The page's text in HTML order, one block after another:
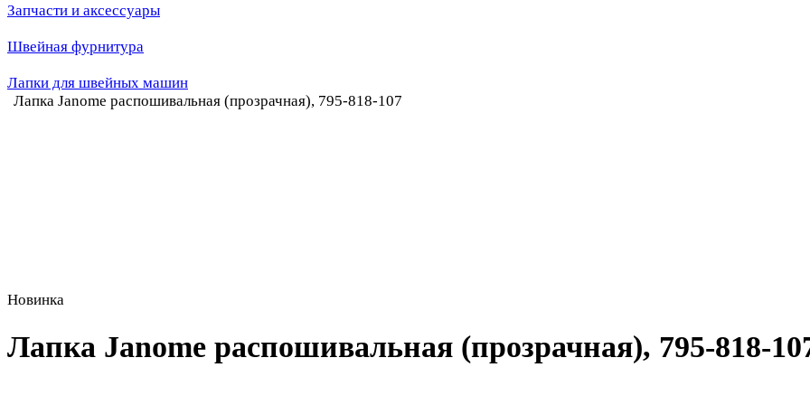
Запчасти и аксессуары
Швейная фурнитура
Лапки для швейных машин
Лапка Janome распошивальная (прозрачная), 795-818-107
Новинка
Лапка Janome распошивальная (прозрачная), 795-818-